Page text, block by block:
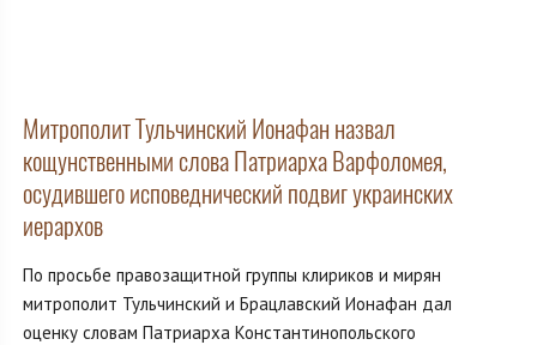
Митрополит Тульчинский Ионафан назвал
кощунственными слова Патриарха Варфоломея,
осудившего исповеднический подвиг украинских
иерархов
По просьбе правозащитной группы клириков и мирян
митрополит Тульчинский и Брацлавский Ионафан дал
оценку словам Патриарха Константинопольского